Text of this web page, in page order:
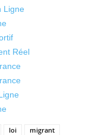
Ligne
Réel
loi migrant